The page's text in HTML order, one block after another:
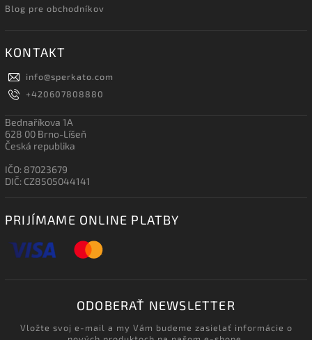
Blog pre obchodníkov
KONTAKT
info@sperkato.com
+420607808880
Bednaříkova 1A
628 00 Brno-Líšeň
Česká republika
IČO: 87023679
DIČ: CZ8505044141
PRIJÍMAME ONLINE PLATBY
ODOBERAŤ NEWSLETTER
Vložte svoj e-mail a my Vám budeme zasielať informácie o